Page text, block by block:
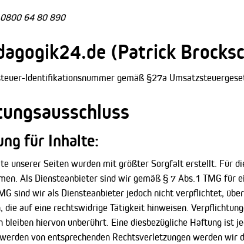
0800 64 80 890
(Patrick
Identifikationsnummer gemäß §27a
für Inhalte:
unserer Seiten wurden mit größter Sorgfalt erstellt. Für
Als Diensteanbieter sind wir gemäß § 7 Abs.1 TMG für
sind wir als Diensteanbieter jedoch nicht verpflichtet,
die auf eine rechtswidrige Tätigkeit hinweisen.
bleiben hiervon unberührt. Eine diesbezügliche Haftung
von entsprechenden Rechtsverletzungen werden wir